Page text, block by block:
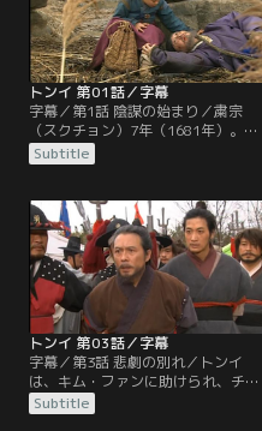
トンイ 第01話／字幕
字幕／第1話 陰謀の始まり／粛宗
（スクチョン）7年（1681年）。朝
鮮王朝時代の党派の一つ、南人（ナ
ミン）の高官が殺される事件が3件
ソ・ヨンギは、剣契（コムゲ）の仕
業と推測するが、剣契（コムゲ）と
は奴婢の逃亡を助ける秘密組織で、
黒幕は別にいた。賤民の娘トンイ
は、殺された高官の一人大司憲（テ
サホン）の断末魔を目撃し…。
Subtitle
トンイ 第03話／字幕
字幕／第3話 悲劇の別れ／トンイ
は、キム・ファンに助けられ、チ
ャ・チョンスから父や兄を含め皆が
剣契（コムゲ）であることを知らさ
Subtitle